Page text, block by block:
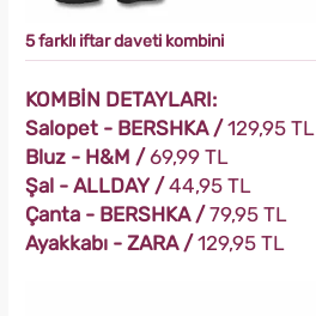
5 farklı iftar daveti kombini
KOMBİN DETAYLARI:
Salopet - BERSHKA /129,95 TL
Bluz - H&M /69,99 TL
Şal - ALLDAY /44,95 TL
Çanta - BERSHKA /79,95 TL
Ayakkabı - ZARA /129,95 TL